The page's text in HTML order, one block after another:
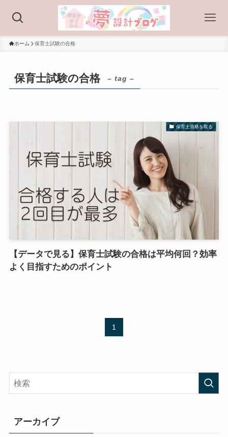
ホーム 保育士試験の合格
保育士試験の合格 – tag –
保育士資格を取る
【データで見る】保育士試験の合格は平均何回？効率
よく目指すためのポイント
1
アーカイブ